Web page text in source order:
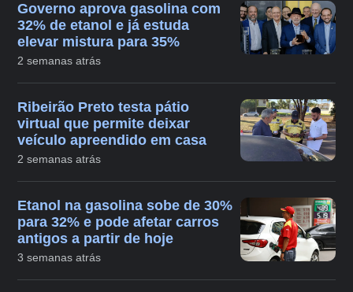
Governo aprova gasolina com
32% de etanol e já estuda
elevar mistura para 35%
2 semanas atrás
Ribeirão Preto testa pátio
virtual que permite deixar
veículo apreendido em casa
2 semanas atrás
Etanol na gasolina sobe de 30%
para 32% e pode afetar carros
antigos a partir de hoje
3 semanas atrás